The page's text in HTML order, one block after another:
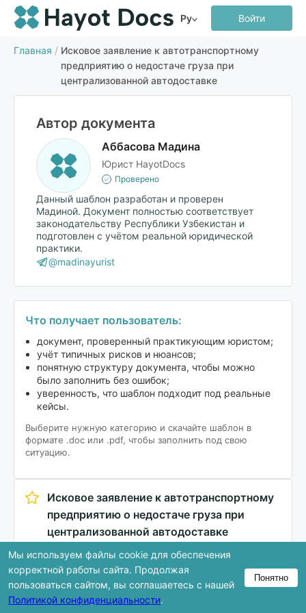
Ру Войти
Главная / Исковое заявление к автотранспортному
предприятию о недостаче груза при
централизованной автодоставке
Автор документа
Аббасова Мадина
Юрист HayotDocs
Проверено
Данный шаблон разработан и проверен
Мадиной. Документ полностью соответствует
законодательству Республики Узбекистан и
подготовлен с учётом реальной юридической
практики.
@madinayurist
Что получает пользователь:
документ, проверенный практикующим юристом;
учёт типичных рисков и нюансов;
понятную структуру документа, чтобы можно
было заполнить без ошибок;
уверенность, что шаблон подходит под реальные
кейсы.
Выберите нужную категорию и скачайте шаблон в
формате .doc или .pdf, чтобы заполнить под свою
ситуацию.
Исковое заявление к автотранспортному
предприятию о недостаче груза при
централизованной автодоставке
Бизнес и партнёрство Другое
Мы используем файлы cookie для обеспечения
корректной работы сайта. Продолжая
пользоваться сайтом, вы соглашаетесь с нашей
Политикой конфиденциальности.
Понятно